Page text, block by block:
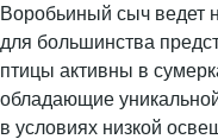
Воробьиный сыч ведет
для большинства
птицы активны в
обладающие
в условиях низкой